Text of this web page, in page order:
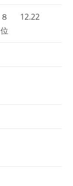
８
位
12.22